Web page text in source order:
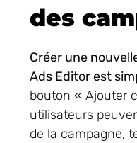
des
Créer une
Ads Editor est
bouton « Ajouter
utilisateurs
de la campagne,